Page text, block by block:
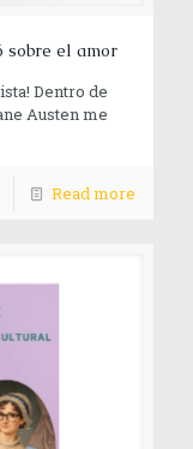
sobre el amor
Dentro de
Austen me
Read more